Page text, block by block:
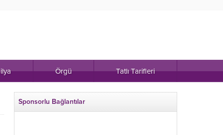
Örgü Tatlı Tarifleri
Sponsorlu Bağlantılar